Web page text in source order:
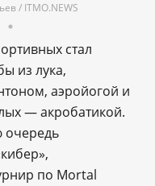
/ ITMO.NEWS
стал
из лука,
аэройогой и
— акробатикой.
очередь
по Mortal